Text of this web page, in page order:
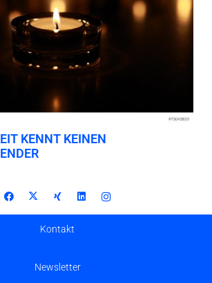
KENNT KEINEN
Kontakt
Newsletter